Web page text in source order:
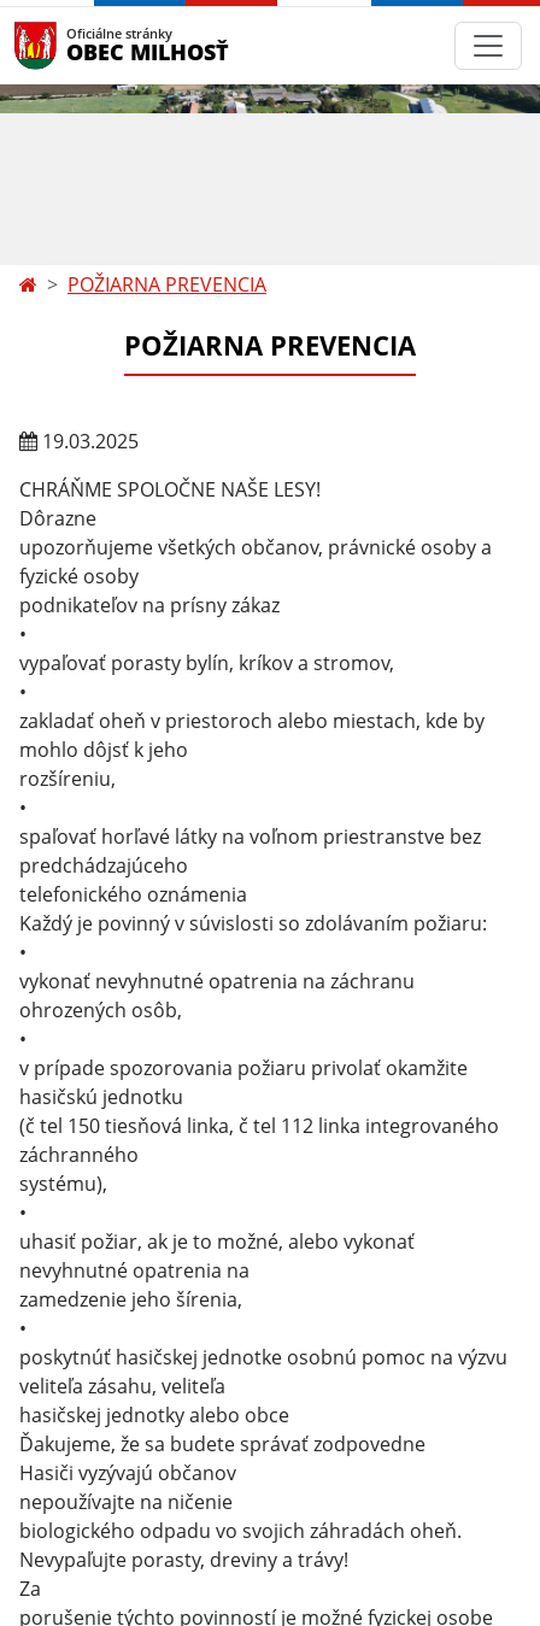
Oficiálne stránky
OBEC MILHOSŤ
POŽIARNA PREVENCIA
POŽIARNA PREVENCIA
19.03.2025
CHRÁŇME SPOLOČNE NAŠE LESY!
Dôrazne
upozorňujeme všetkých občanov, právnické osoby a
fyzické osoby
podnikateľov na prísny zákaz
•
vypaľovať porasty bylín, kríkov a stromov,
•
zakladať oheň v priestoroch alebo miestach, kde by
mohlo dôjsť k jeho
rozšíreniu,
•
spaľovať horľavé látky na voľnom priestranstve bez
predchádzajúceho
telefonického oznámenia
Každý je povinný v súvislosti so zdolávaním požiaru:
•
vykonať nevyhnutné opatrenia na záchranu
ohrozených osôb,
•
v prípade spozorovania požiaru privolať okamžite
hasičskú jednotku
(č tel 150 tiesňová linka, č tel 112 linka integrovaného
záchranného
systému),
•
uhasiť požiar, ak je to možné, alebo vykonať
nevyhnutné opatrenia na
zamedzenie jeho šírenia,
•
poskytnúť hasičskej jednotke osobnú pomoc na výzvu
veliteľa zásahu, veliteľa
hasičskej jednotky alebo obce
Ďakujeme, že sa budete správať zodpovedne
Hasiči vyzývajú občanov
nepoužívajte na ničenie
biologického odpadu vo svojich záhradách oheň.
Nevypaľujte porasty, dreviny a trávy!
Za
porušenie týchto povinností je možné fyzickej osobe